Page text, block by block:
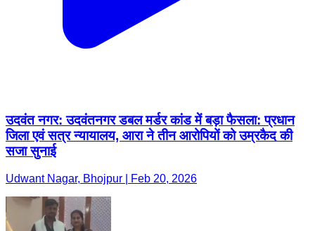
उदवंत नगर: उदवंतनगर डबल मर्डर कांड में बड़ा फैसला: प्रधान
जिला एवं सत्र न्यायालय, आरा ने तीन आरोपियों को उम्रकैद की
सजा सुनाई
Udwant Nagar, Bhojpur | Feb 20, 2026